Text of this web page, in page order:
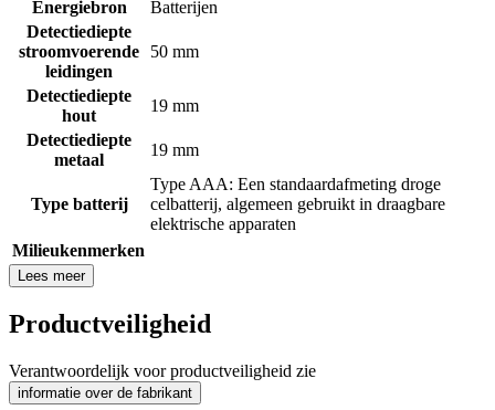
Energiebron
Batterijen
Detectiediepte
stroomvoerende
leidingen
50 mm
Detectiediepte
hout
19 mm
Detectiediepte
metaal
19 mm
Type batterij
Type AAA: Een standaardafmeting droge
celbatterij, algemeen gebruikt in draagbare
elektrische apparaten
Milieukenmerken
Lees meer
Productveiligheid
Verantwoordelijk voor productveiligheid zie
informatie over de fabrikant